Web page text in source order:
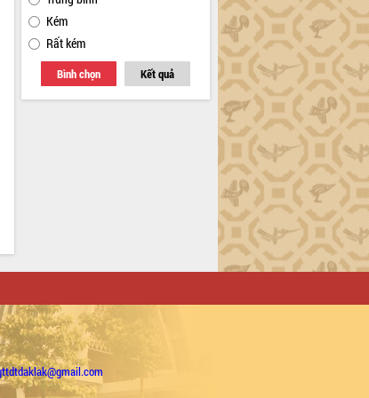
Kém
Rất kém
Bình chọn Kết quả